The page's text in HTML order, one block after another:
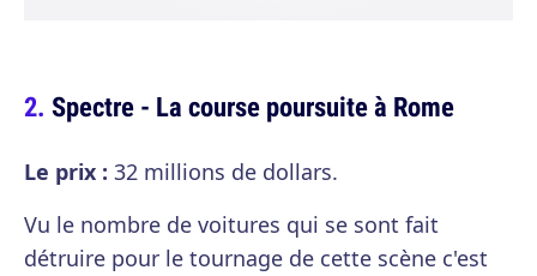
Spectre - La course poursuite à Rome
Le prix : 32 millions de dollars.
Vu le nombre de voitures qui se sont fait
détruire pour le tournage de cette scène c'est